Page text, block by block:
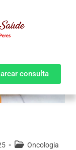
consulta
Oncologia